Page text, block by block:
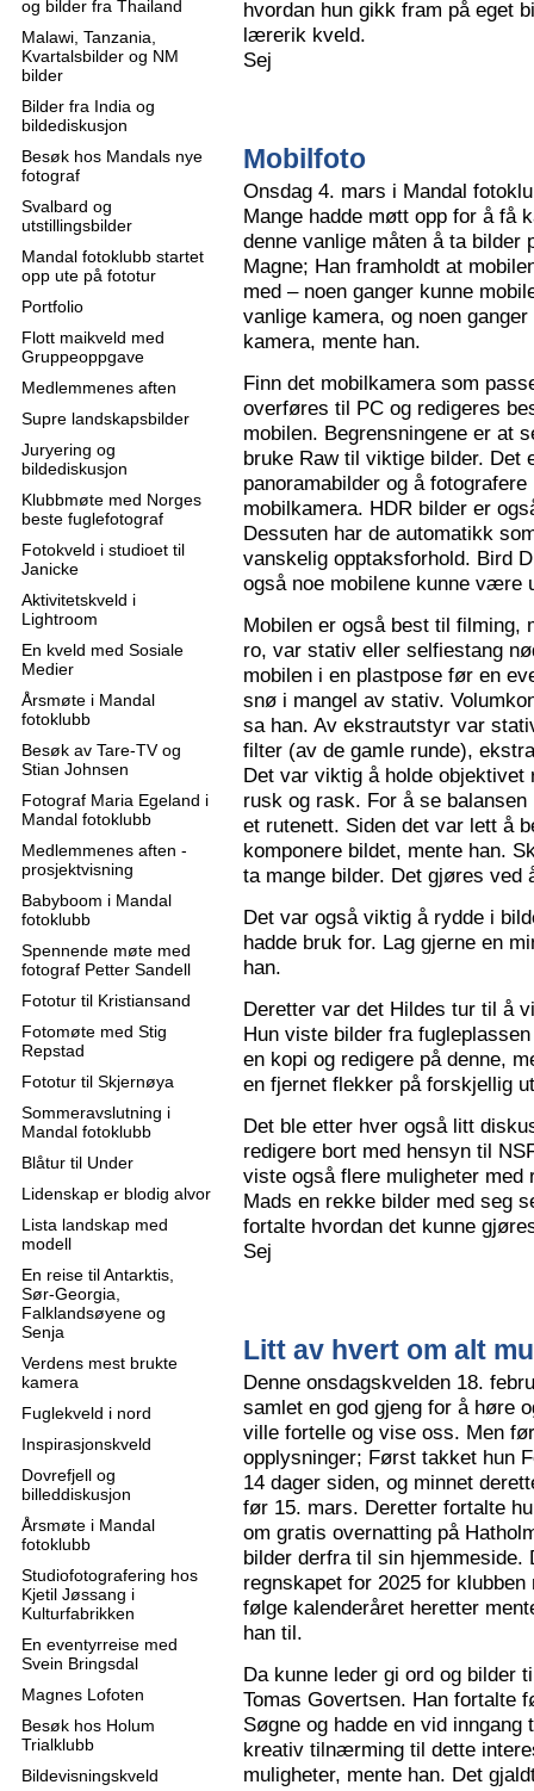
og bilder fra Thailand
Malawi, Tanzania,
Kvartalsbilder og NM
bilder
Bilder fra India og
bildediskusjon
Besøk hos Mandals nye
fotograf
Svalbard og
utstillingsbilder
Mandal fotoklubb startet
opp ute på fototur
Portfolio
Flott maikveld med
Gruppeoppgave
Medlemmenes aften
Supre landskapsbilder
Juryering og
bildediskusjon
Klubbmøte med Norges
beste fuglefotograf
Fotokveld i studioet til
Janicke
Aktivitetskveld i
Lightroom
En kveld med Sosiale
Medier
Årsmøte i Mandal
fotoklubb
Besøk av Tare-TV og
Stian Johnsen
Fotograf Maria Egeland i
Mandal fotoklubb
Medlemmenes aften -
prosjektvisning
Babyboom i Mandal
fotoklubb
Spennende møte med
fotograf Petter Sandell
Fototur til Kristiansand
Fotomøte med Stig
Repstad
Fototur til Skjernøya
Sommeravslutning i
Mandal fotoklubb
Blåtur til Under
Lidenskap er blodig alvor
Lista landskap med
modell
En reise til Antarktis,
Sør-Georgia,
Falklandsøyene og
Senja
Verdens mest brukte
kamera
Fuglekveld i nord
Inspirasjonskveld
Dovrefjell og
billeddiskusjon
Årsmøte i Mandal
fotoklubb
Studiofotografering hos
Kjetil Jøssang i
Kulturfabrikken
En eventyrreise med
Svein Bringsdal
Magnes Lofoten
Besøk hos Holum
Trialklubb
Bildevisningskveld
hvordan hun gikk fram på eget
lærerik kveld.
Sej
Mobilfoto
Onsdag 4. mars i Mandal
Mange hadde møtt opp for å få
denne vanlige måten å ta bilder
Magne; Han framholdt at
med – noen ganger kunne
vanlige kamera, og noen
kamera, mente han.
Finn det mobilkamera som
overføres til PC og redigeres
mobilen. Begrensningene er at
bruke Raw til viktige bilder. Det
panoramabilder og å
mobilkamera. HDR bilder er
Dessuten har de automatikk
vanskelig opptaksforhold. Bird
også noe mobilene kunne være
Mobilen er også best til filming,
ro, var stativ eller selfiestang
mobilen i en plastpose før en
snø i mangel av stativ.
sa han. Av ekstrautstyr var
filter (av de gamle runde),
Det var viktig å holde
rusk og rask. For å se
et rutenett. Siden det var lett å
komponere bildet, mente han.
ta mange bilder. Det gjøres ved
Det var også viktig å rydde i
hadde bruk for. Lag gjerne en
han.
Deretter var det Hildes tur til å
Hun viste bilder fra
en kopi og redigere på denne,
en fjernet flekker på forskjellig
Det ble etter hver også litt
redigere bort med hensyn til
viste også flere muligheter
Mads en rekke bilder med seg
fortalte hvordan det kunne
Sej
Litt av hvert om alt
Denne onsdagskvelden 18.
samlet en god gjeng for å høre
ville fortelle og vise oss. Men
opplysninger; Først takket hun
14 dager siden, og minnet
før 15. mars. Deretter fortalte
om gratis overnatting på
bilder derfra til sin hjemmeside.
regnskapet for 2025 for
følge kalenderåret heretter
han til.
Da kunne leder gi ord og bilder
Tomas Govertsen. Han fortalte
Søgne og hadde en vid
kreativ tilnærming til dette
muligheter, mente han. Det